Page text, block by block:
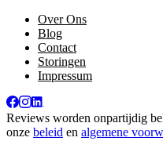
Over Ons
Blog
Contact
Storingen
Impressum
Reviews worden onpartijdig
onze beleid en algemene